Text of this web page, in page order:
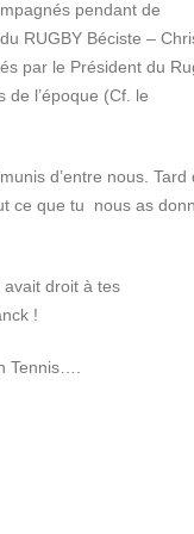
pendant de
RUGBY Béciste –
par le Président du
l’époque (Cf. le
d’entre nous. Tard
ce que tu nous as
avait droit à tes
!
Tennis….